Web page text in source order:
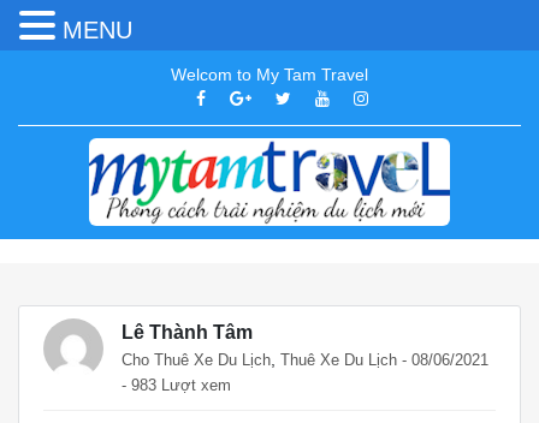
Welcom to My Tam Travel
Lê Thành Tâm
Cho Thuê Xe Du Lịch Thuê Xe Du Lịch - 08/06/2021
- 983 Lượt xem
MENU